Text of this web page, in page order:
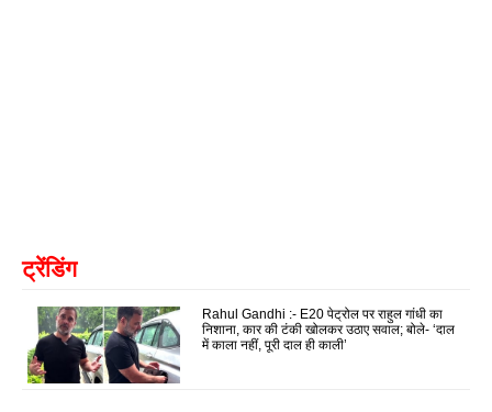
ट्रेंडिंग
Rahul Gandhi :- E20 पेट्रोल पर राहुल गांधी का
निशाना, कार की टंकी खोलकर उठाए सवाल; बोले- ‘दाल
में काला नहीं, पूरी दाल ही काली’